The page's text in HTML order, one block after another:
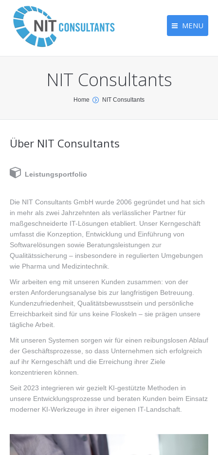
MENU
Home
Über uns
Leistungen
NIT Consultants
Home NIT Consultants
Über NIT Consultants
Leistungsportfolio
Die NIT Consultants GmbH wurde 2006 gegründet und hat sich
in mehr als zwei Jahrzehnten als verlässlicher Partner für
maßgeschneiderte IT-Lösungen etabliert. Unser Kerngeschäft
umfasst die Konzeption, Entwicklung und Einführung von
Softwarelösungen sowie Beratungsleistungen zur
Qualitätssicherung – insbesondere in regulierten Umgebungen
wie Pharma und Medizintechnik.
Wir arbeiten eng mit unseren Kunden zusammen: von der
ersten Anforderungsanalyse bis zur langfristigen Betreuung.
Kundenzufriedenheit, Qualitätsbewusstsein und persönliche
Erreichbarkeit sind für uns keine Floskeln – sie prägen unsere
tägliche Arbeit.
Mit unseren Systemen sorgen wir für einen reibungslosen Ablauf
der Geschäftsprozesse, so dass Unternehmen sich erfolgreich
auf ihr Kerngeschäft und die Erreichung ihrer Ziele
konzentrieren können.
Seit 2023 integrieren wir gezielt KI-gestützte Methoden in
unsere Entwicklungsprozesse und beraten Kunden beim Einsatz
moderner KI-Werkzeuge in ihrer eigenen IT-Landschaft.